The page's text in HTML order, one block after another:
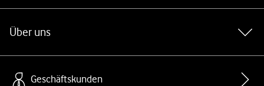
Über uns
Geschäftskunden